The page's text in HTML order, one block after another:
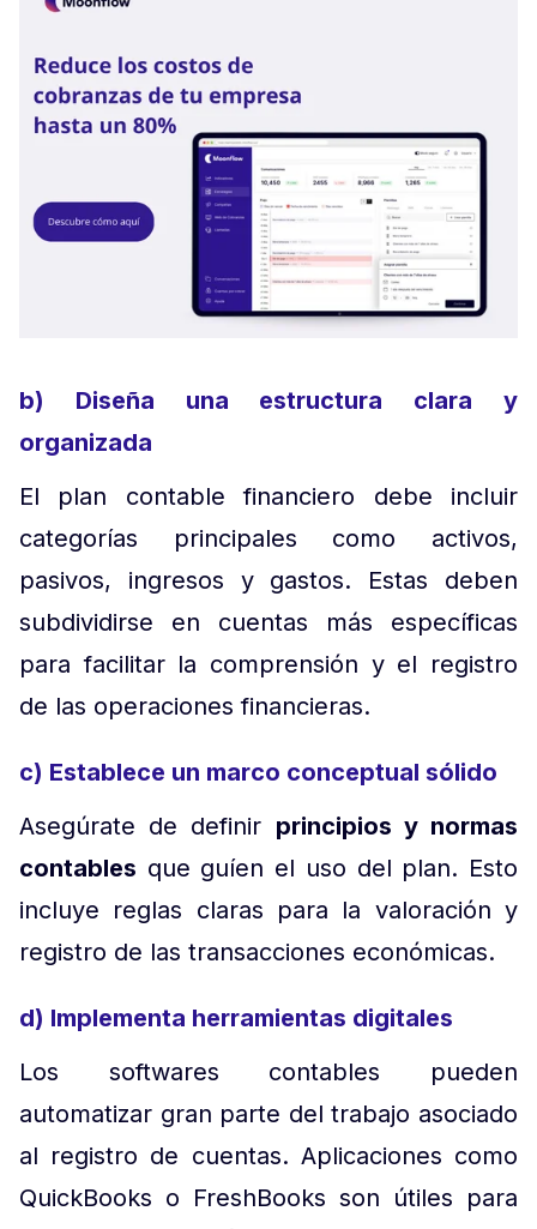
b) Diseña una estructura clara y
organizada
El plan contable financiero debe incluir
categorías principales como activos,
pasivos, ingresos y gastos. Estas deben
subdividirse en cuentas más específicas
para facilitar la comprensión y el registro
de las operaciones financieras.
c) Establece un marco conceptual sólido
Asegúrate de definir principios y normas
contables que guíen el uso del plan. Esto
incluye reglas claras para la valoración y
registro de las transacciones económicas.
d) Implementa herramientas digitales
Los softwares contables pueden
automatizar gran parte del trabajo asociado
al registro de cuentas. Aplicaciones como
QuickBooks o FreshBooks son útiles para